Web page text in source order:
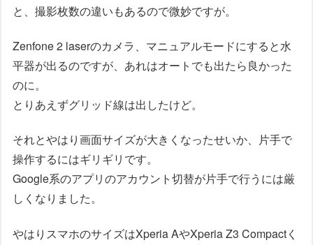
と、撮影枚数の違いもあるので微妙ですが。
Zenfone 2 laserのカメラ、マニュアルモードにすると水
平器が出るのですが、あれはオートでも出たら良かった
のに。
とりあえずグリッド線は出したけど。
それとやはり画面サイズが大きくなったせいか、片手で
操作するにはギリギリです。
Google系のアプリのアカウント切替が片手で行うには厳
しくなりました。
やはりスマホのサイズはXperia AやXperia Z3 Compactく